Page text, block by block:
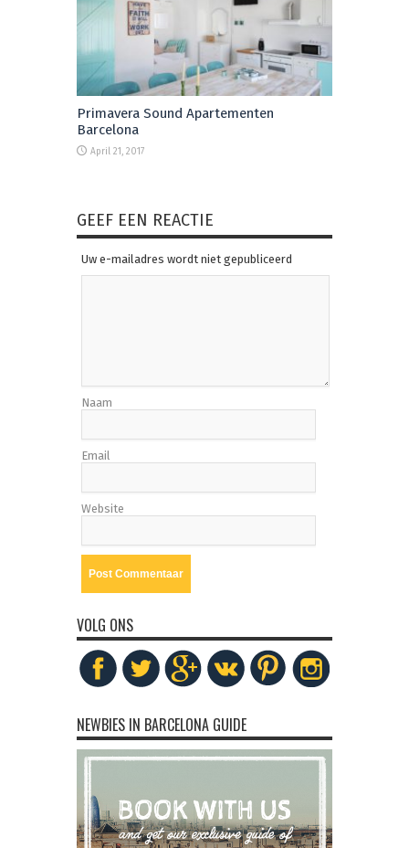
Primavera Sound Apartementen
Barcelona
April 21, 2017
GEEF EEN REACTIE
Uw e-mailadres wordt niet gepubliceerd
Naam
Email
Website
VOLG ONS
NEWBIES IN BARCELONA GUIDE